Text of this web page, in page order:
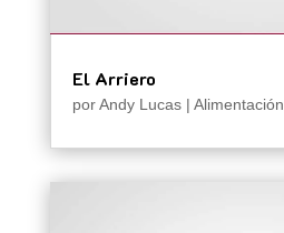
El Arriero
porAndy Lucas| Alimentación